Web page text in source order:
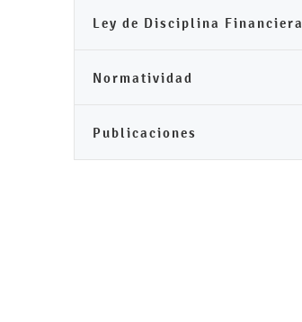
Ley de Disciplina Financiera
Normatividad
Publicaciones